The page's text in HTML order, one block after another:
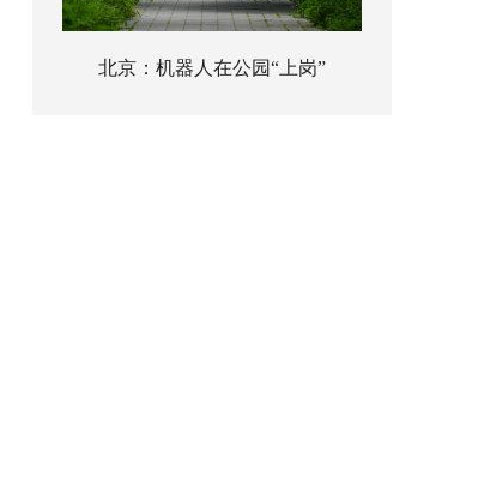
北京：机器人在公园“上岗”